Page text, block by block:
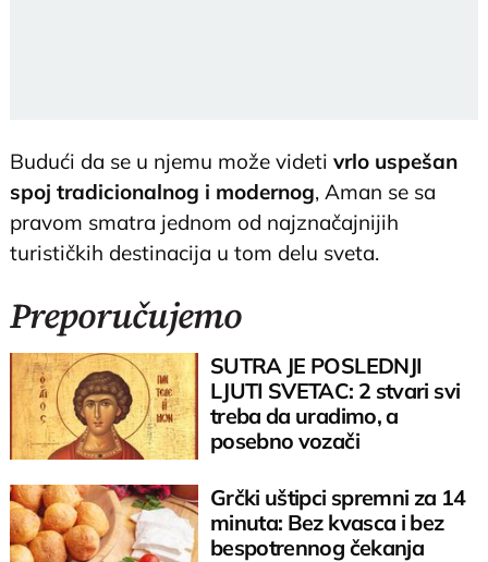
Budući da se u njemu može videtivrlo uspešan
spoj tradicionalnog i modernog, Aman se sa
pravom smatra jednom od najznačajnijih
turističkih destinacija u tom delu sveta.
Preporučujemo
SUTRA JE POSLEDNJI
LJUTI SVETAC: 2 stvari svi
treba da uradimo, a
posebno vozači
Grčki uštipci spremni za 14
minuta: Bez kvasca i bez
bespotrennog čekanja